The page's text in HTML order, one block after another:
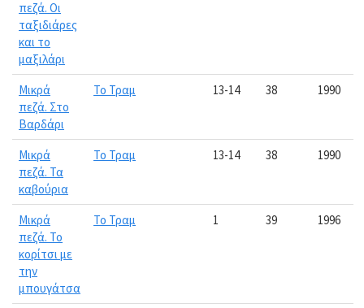
πεζά. Οι
ταξιδιάρες
και το
μαξιλάρι
Μικρά
πεζά. Στο
Βαρδάρι
Το Τραμ 13-14 38 1990
Μικρά
πεζά. Τα
καβούρια
Το Τραμ 13-14 38 1990
Μικρά
πεζά. Το
κορίτσι με
την
μπουγάτσα
Το Τραμ 1 39 1996